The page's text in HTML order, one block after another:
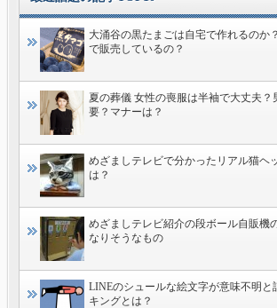
大涌谷の黒たまごは自宅で作れるのか
で販売しているの？
夏の葬儀 女性の喪服は半袖で大丈夫？
要？マナーは？
めざましテレビで分かったリアル猫ヘ
は？
めざましテレビ紹介の段ボール自販機
なりそうなもの
LINEのシュールな絵文字が意味不明
キングとは？